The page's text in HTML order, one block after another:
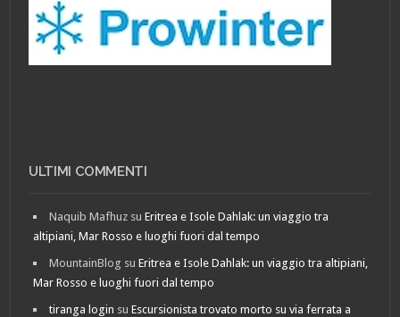
ULTIMI COMMENTI
Naquib Mafhuz suEritrea e Isole Dahlak: un viaggio tra
altipiani, Mar Rosso e luoghi fuori dal tempo
MountainBlog suEritrea e Isole Dahlak: un viaggio tra altipiani,
Mar Rosso e luoghi fuori dal tempo
tiranga login suEscursionista trovato morto su via ferrata a